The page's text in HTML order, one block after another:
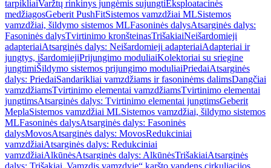
tarpikliaiVaržtų rinkinys jungėmis sujungtiEksploatacinės
medžiagosGeberit PushFitSistemos vamzdžiai MLSistemos
vamzdžiai, šildymo sistemos MLFasoninės dalysAtsarginės dalys:
Fasoninės dalysTvirtinimo kronšteinasTrišakiaiNeišardomieji
adapteriaiAtsarginės dalys: Neišardomieji adapteriaiAdapteriai ir
jungtys, išardomiejiPrijungimo moduliaiKolektoriai su sriegine
jungtimiŠildymo sistemos prijungimo moduliaiPriedaiAtsarginės
dalys: PriedaiSandarikliai vamzdžiams ir fasoninėms dalimsDangčiai
vamzdžiamsTvirtinimo elementai vamzdžiamsTvirtinimo elementai
jungtimsAtsarginės dalys: Tvirtinimo elementai jungtimsGeberit
MeplaSistemos vamzdžiai MLSistemos vamzdžiai, šildymo sistemos
MLFasoninės dalysAtsarginės dalys: Fasoninės
dalysMovosAtsarginės dalys: MovosRedukciniai
vamzdžiaiAtsarginės dalys: Redukciniai
vamzdžiaiAlkūnėsAtsarginės dalys: AlkūnėsTrišakiaiAtsarginės
dalys: Trišakiai„Vamzdis vamzdyje“ karšto vandens cirkuliacijos